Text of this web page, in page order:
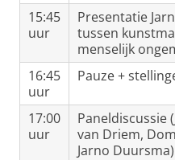
15:45
uur
Presentatie
tussen
menselijk
16:45
uur
Pauze +
17:00
uur
Paneldiscussie
van Driem,
Jarno Duursma)